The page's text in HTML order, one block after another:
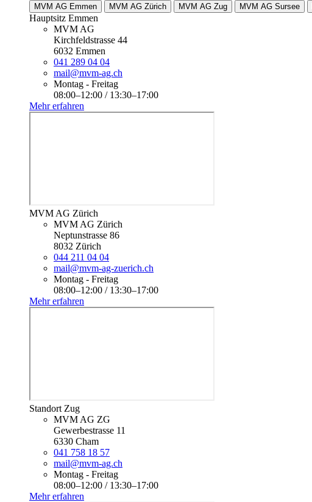
MVM AG Emmen MVM AG Zürich MVM AG Zug MVM AG Sursee
Hauptsitz Emmen
MVM AG
Kirchfeldstrasse 44
6032 Emmen
041 289 04 04
mail@mvm-ag.ch
Montag - Freitag
08:00–12:00 / 13:30–17:00
Mehr erfahren
MVM AG Zürich
MVM AG Zürich
Neptunstrasse 86
8032 Zürich
044 211 04 04
mail@mvm-ag-zuerich.ch
Montag - Freitag
08:00–12:00 / 13:30–17:00
Mehr erfahren
Standort Zug
MVM AG ZG
Gewerbestrasse 11
6330 Cham
041 758 18 57
mail@mvm-ag.ch
Montag - Freitag
08:00–12:00 / 13:30–17:00
Mehr erfahren